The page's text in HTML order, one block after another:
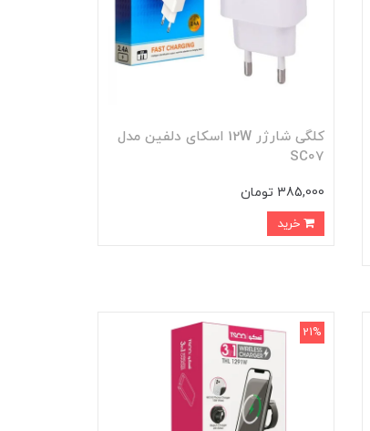
کلگی شارژر 12W اسکای دلفین مدل
SC07
385,000 تومان
خرید
21%